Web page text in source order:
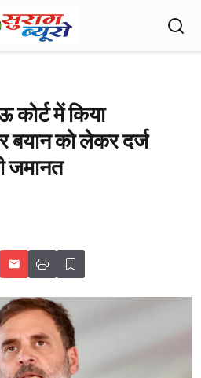
में किया
बयान को लेकर दर्ज
जमानत